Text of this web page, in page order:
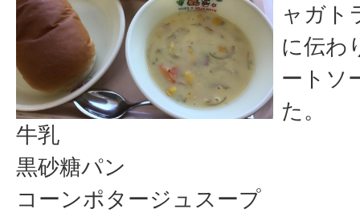
牛乳
黒砂糖パン
コーンポタージュスープ
ャガト
に伝わ
ートソ
た。